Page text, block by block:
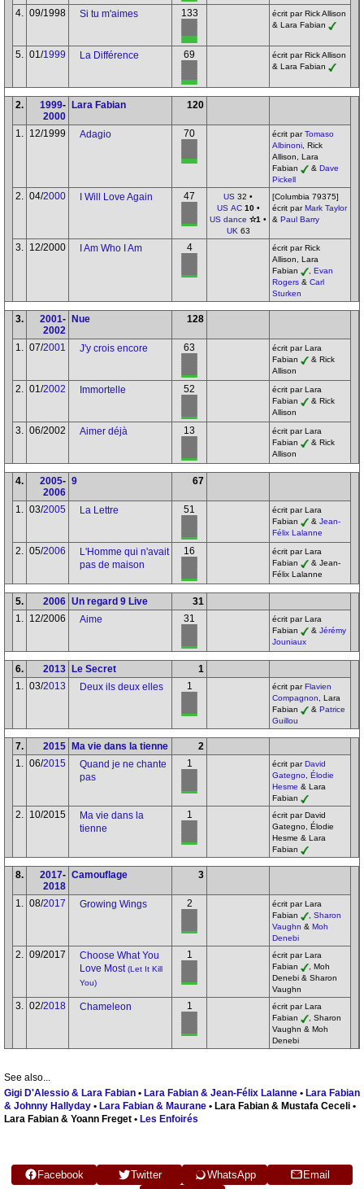
4. 09/1998 Si tu m'aimes 133
écrit par Rick Allison
& Lara Fabian
5. 01/1999 La Différence 69
écrit par Rick Allison
& Lara Fabian
2. 1999-
2000
Lara Fabian 120
1. 12/1999 Adagio 70 écrit parTomaso
Albinoni , Rick
Allison, Lara
Fabian
& Dave
Pickell
2. 04/2000 I Will Love Again 47 US 32 •
US AC 10•
US dance ✫1 •
UK 63
[Columbia 79375]
écrit parMark Taylor
& Paul Barry
3. 12/2000 I Am Who I Am 4
écrit par Rick
Allison, Lara
Fabian
Evan
Rogers & Carl
Sturken
3. 2001-
2002
Nue 128
1. 07/2001 J'y crois encore 63
écrit par Lara
Fabian
& Rick
Allison
2. 01/2002 Immortelle 52
écrit par Lara
Fabian
& Rick
Allison
3. 06/2002 Aimer déjà 13
écrit par Lara
Fabian
& Rick
Allison
4. 2005-
2006
9 67
1. 03/2005 La Lettre 51
écrit par Lara
Fabian
& Jean-
Félix Lalanne
2. 05/2006
L'Homme qui n'avait
pas de maison
16
écrit par Lara
Fabian
& Jean-
Félix Lalanne
5. 2006 Un regard 9 Live
31
1. 12/2006 Aime 31
écrit par Lara
Fabian
& Jérémy
Jouniaux
6. 2013 Le Secret
1
1. 03/2013 Deux ils deux elles 1 écrit parFlavien
Compagnon , Lara
Fabian
& Patrice
Guillou
7. 2015 Ma vie dans la tienne
2
1. 06/2015
Quand je ne chante
pas
1 écrit parDavid
Gategno
Élodie
Hesme & Lara
Fabian
2. 10/2015
Ma vie dans la
tienne
1
écrit par David
Gategno, Élodie
Hesme & Lara
Fabian
8. 2017-
2018
Camouflage 3
1. 08/2017 Growing Wings 2
écrit par Lara
Fabian
Sharon
Vaughn & Moh
Denebi
2. 09/2017
Choose What You
Love Most(Let It Kill
You)
1
écrit par Lara
Fabian
, Moh
Denebi & Sharon
Vaughn
3. 02/2018 Chameleon 1
écrit par Lara
Fabian
, Sharon
Vaughn & Moh
Denebi
See also...
Gigi D'Alessio & Lara Fabian • Lara Fabian & Jean-Félix Lalanne • Lara Fabian
& Johnny Hallyday • Lara Fabian & Maurane • Lara Fabian & Mustafa Ceceli •
Lara Fabian & Yoann Freget • Les Enfoirés
Facebook Twitter WhatsApp
Email